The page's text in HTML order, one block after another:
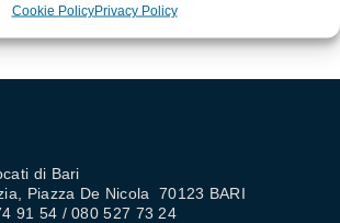
Cookie PolicyPrivacy Policy
ORDINI AVVOCATI
di Bari
Piazza De Nicola 70123 BARI
91 54 / 080 527 73 24